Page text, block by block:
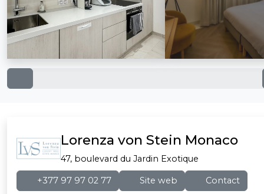
Lorenza von Stein Monaco
47, boulevard du Jardin Exotique
+377 97 97 02 77 Site web Contact